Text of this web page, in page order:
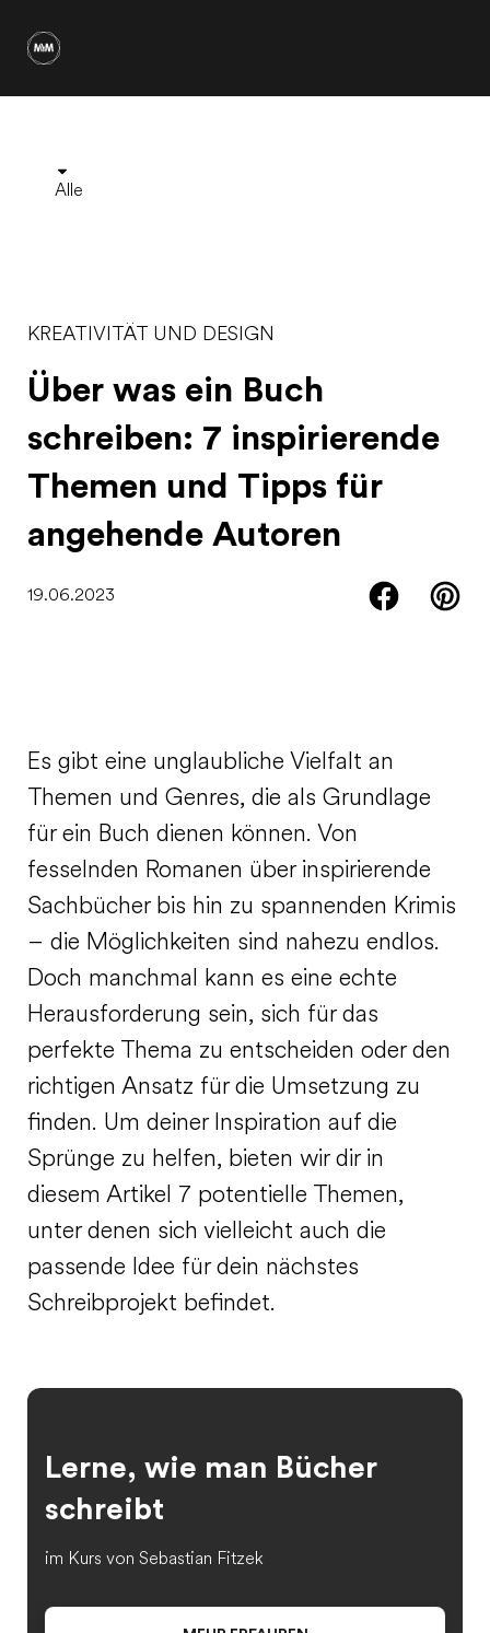
Alle
KREATIVITÄT UND DESIGN
Über was ein Buch
schreiben: 7 inspirierende
Themen und Tipps für
angehende Autoren
19.06.2023
Es gibt eine unglaubliche Vielfalt an
Themen und Genres, die als Grundlage
für ein Buch dienen können. Von
fesselnden Romanen über inspirierende
Sachbücher bis hin zu spannenden Krimis
– die Möglichkeiten sind nahezu endlos.
Doch manchmal kann es eine echte
Herausforderung sein, sich für das
perfekte Thema zu entscheiden oder den
richtigen Ansatz für die Umsetzung zu
finden. Um deiner Inspiration auf die
Sprünge zu helfen, bieten wir dir in
diesem Artikel 7 potentielle Themen,
unter denen sich vielleicht auch die
passende Idee für dein nächstes
Schreibprojekt befindet.
Lerne, wie man Bücher
schreibt
im Kurs von Sebastian Fitzek